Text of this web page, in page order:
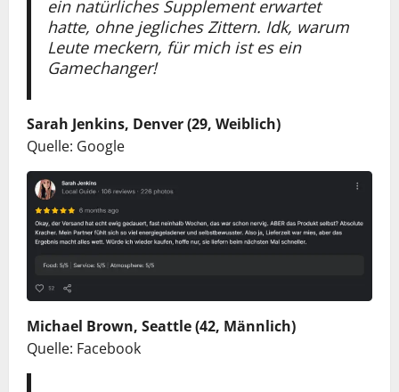
ein natürliches Supplement erwartet
hatte, ohne jegliches Zittern. Idk, warum
Leute meckern, für mich ist es ein
Gamechanger!
Sarah Jenkins, Denver (29, Weiblich)
Quelle: Google
Michael Brown, Seattle (42, Männlich)
Quelle: Facebook